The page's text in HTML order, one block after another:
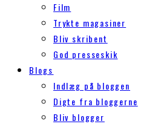
Film
Trykte magasiner
Bliv skribent
God presseskik
Blogs
Indlæg på bloggen
Digte fra bloggerne
Bliv blogger